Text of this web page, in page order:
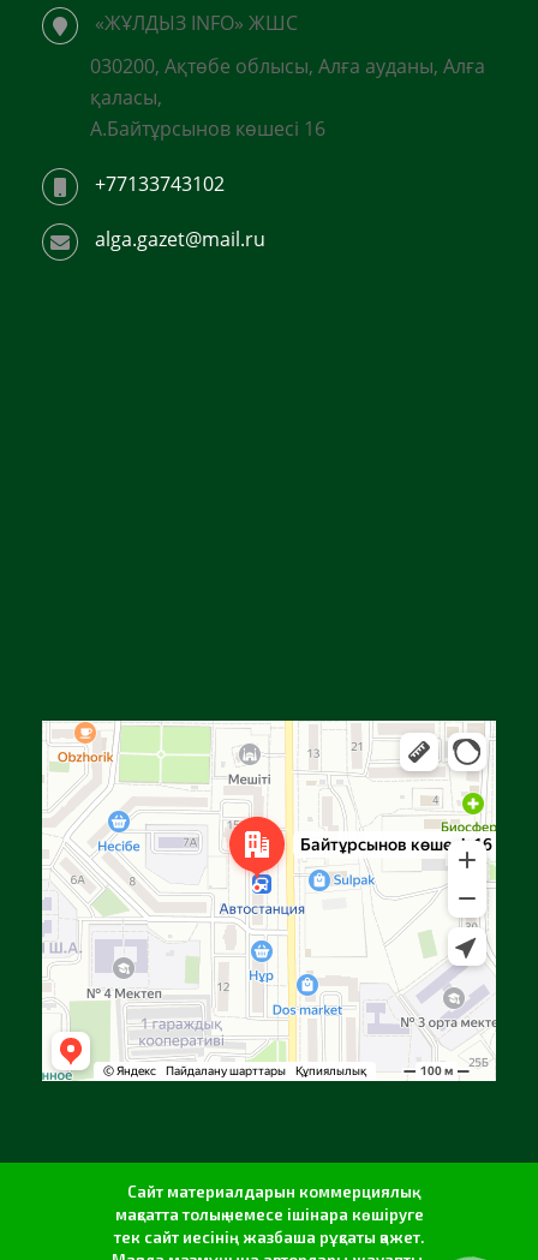
«ЖҰЛДЫЗ INFO» ЖШС
030200, Ақтөбе облысы, Алға ауданы, Алға
қаласы,
А.Байтұрсынов көшесі 16
+77133743102
alga.gazet@mail.ru
Яндекс Карталар — көлік, навигация, орындарды іздеу
Сайт материалдарын коммерциялық
мақсатта толық немесе ішінара көшіруге
тек сайт иесінің жазбаша рұқсаты қажет.